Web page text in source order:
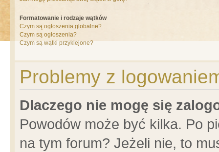
Formatowanie i rodzaje wątków
Czym są ogłoszenia globalne?
Czym są ogłoszenia?
Czym są wątki przyklejone?
Problemy z
Dlaczego nie mogę się
Powodów może być kilka. Po
na tym forum? Jeżeli nie, to